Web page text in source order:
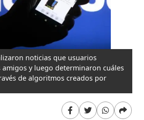
noticias que usuarios
y luego determinaron cuáles
de algoritmos creados por